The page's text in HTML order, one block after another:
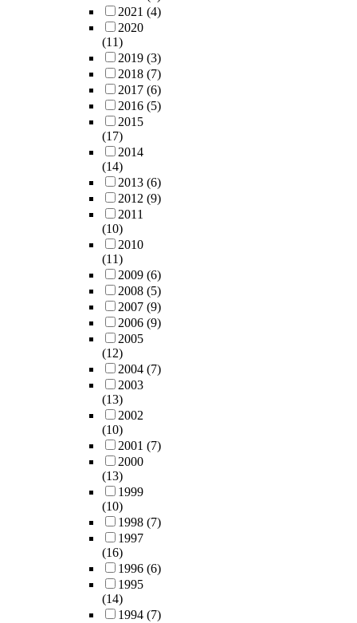
2021 (4)
2020
(11)
2019 (3)
2018 (7)
2017 (6)
2016 (5)
2015
(17)
2014
(14)
2013 (6)
2012 (9)
2011
(10)
2010
(11)
2009 (6)
2008 (5)
2007 (9)
2006 (9)
2005
(12)
2004 (7)
2003
(13)
2002
(10)
2001 (7)
2000
(13)
1999
(10)
1998 (7)
1997
(16)
1996 (6)
1995
(14)
1994 (7)